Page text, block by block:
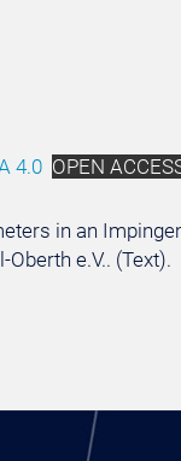
4.0 OPEN
in an
e.V.. (Text).